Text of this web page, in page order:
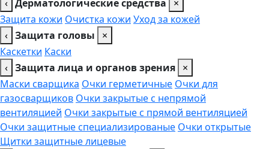
‹ Дерматологические средства
×
Защита кожи Очистка кожи Уход за кожей
‹ Защита головы
×
Каскетки Каски
‹ Защита лица и органов зрения ×
Маски сварщика Очки герметичные Очки для
газосварщиков Очки закрытые с непрямой
вентиляцией Очки закрытые с прямой вентиляцией
Очки защитные специализированые Очки открытые
Щитки защитные лицевые